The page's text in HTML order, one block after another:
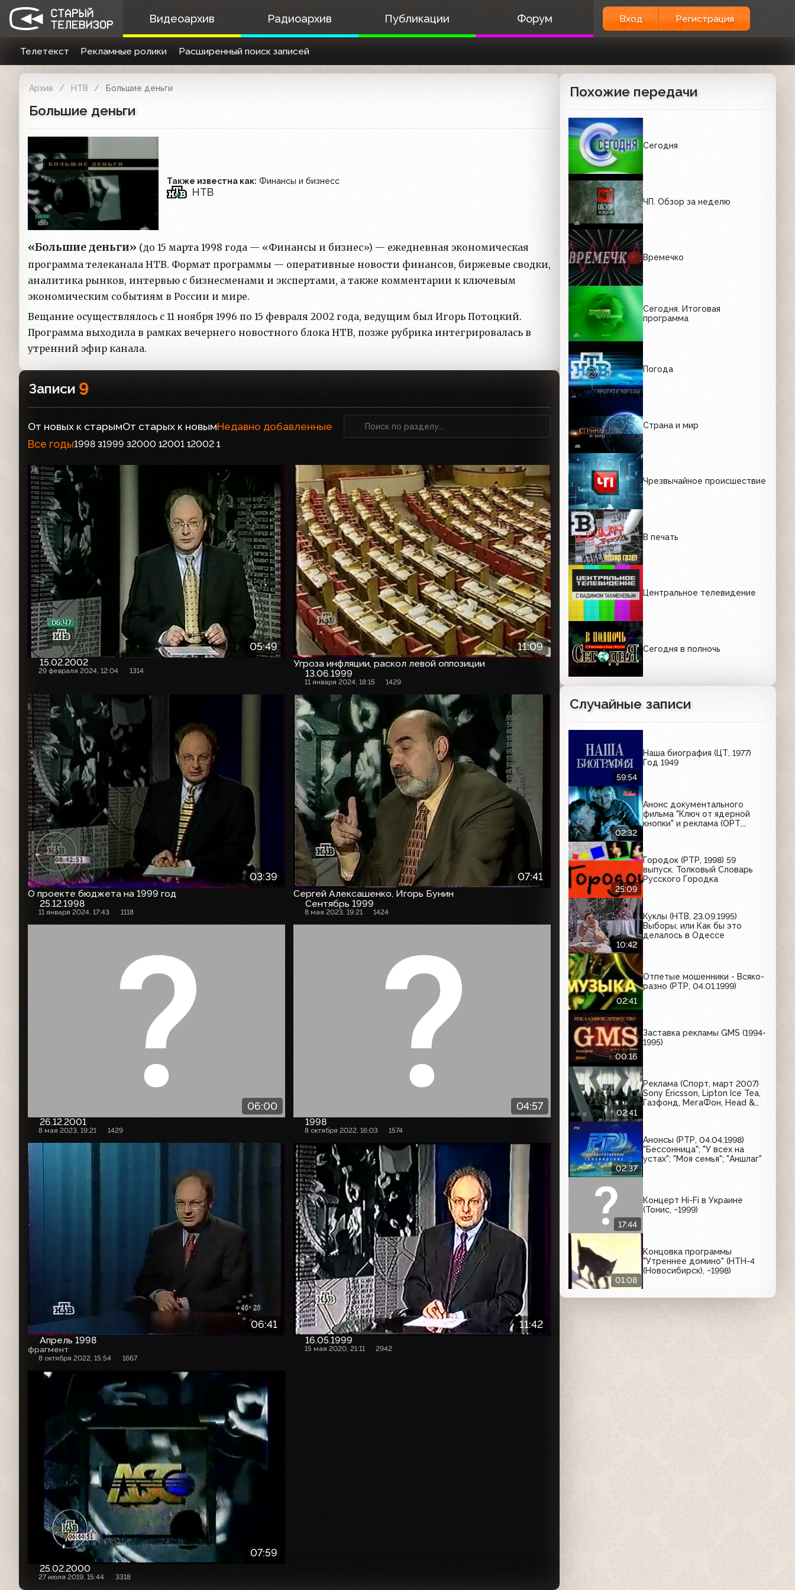
Видеоархив Радиоархив Публикации Форум Вход Регистрация
Телетекст Рекламные ролики Расширенный поиск записей
Архив НТВ Большие деньги
Большие деньги
Также известна как: Финансы и бизнесс
НТВ
«Большие деньги» (до 15 марта 1998 года — «Финансы и бизнес») — ежедневная экономическая
программа телеканала НТВ. Формат программы — оперативные новости финансов, биржевые сводки,
аналитика рынков, интервью с бизнесменами и экспертами, а также комментарии к ключевым
экономическим событиям в России и мире.
Вещание осуществлялось с 11 ноября 1996 по 15 февраля 2002 года, ведущим был Игорь Потоцкий.
Программа выходила в рамках вечернего новостного блока НТВ, позже рубрика интегрировалась в
утренний эфир канала.
Записи 9
От новых к старымОт старых к новымНедавно добавленные
Все годы1998 31999 32000 12001 12002 1
05:49
15.02.2002
29 февраля 2024, 12:04 1314
11:09
Угроза инфляции, раскол левой оппозиции
13.06.1999
11 января 2024, 18:15 1429
03:39
О проекте бюджета на 1999 год
25.12.1998
11 января 2024, 17:43 1118
07:41
Сергей Алексашенко, Игорь Бунин
Сентябрь 1999
8 мая 2023, 19:21 1424
06:00
26.12.2001
8 мая 2023, 19:21 1429
04:57
1998
8 октября 2022, 16:03 1574
06:41
Апрель 1998
фрагмент
8 октября 2022, 15:54 1667
11:42
16.05.1999
15 мая 2020, 21:11 2942
07:59
25.02.2000
27 июля 2019, 15:44 3318
Похожие передачи
Сегодня
ЧП. Обзор за неделю
Времечко
Сегодня. Итоговая
программа
Погода
Страна и мир
Чрезвычайное происшествие
В печать
Центральное телевидение
Сегодня в полночь
Случайные записи
59:54
Наша биография (ЦТ, 1977)
Год 1949
02:32
Анонс документального
фильма "Ключ от ядерной
кнопки" и реклама (ОРТ,
25:09
Городок (РТР, 1998) 59
выпуск. Толковый Словарь
Русского Городка
10:42
Куклы (НТВ, 23.09.1995)
Выборы, или Как бы это
делалось в Одессе
02:41
Отпетые мошенники - Всяко-
разно (РТР, 04.01.1999)
00:16
Заставка рекламы GMS (1994-
1995)
02:41
Реклама (Спорт, март 2007)
Sony Ericsson, Lipton Ice Tea,
Газфонд, МегаФон, Head &
02:37
Анонсы (РТР, 04.04.1998)
"Бессонница"; "У всех на
устах"; "Моя семья"; "Аншлаг"
17:44
Концерт Hi-Fi в Украине
(Тонис, ~1999)
01:08
Концовка программы
"Утреннее домино" (НТН-4
(Новосибирск), ~1998)